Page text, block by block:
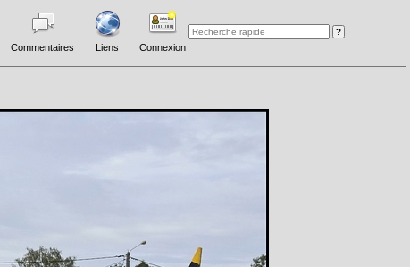
Commentaires Liens Connexion